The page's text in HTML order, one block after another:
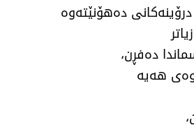
دەهۆنێتەوە
دەفڕن،
هەیە